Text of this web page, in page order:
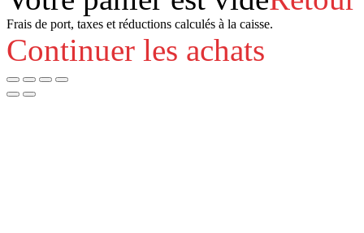
Frais de port, taxes et réductions calculés à la caisse.
Continuer les achats